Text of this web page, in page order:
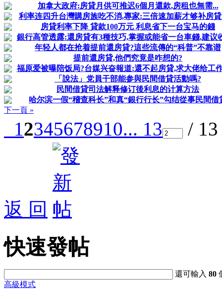
加拿大政府:房貸月供可推迟6個月還款,房租也無需...
利率连四升台灣購房族吃不消,專家:三倍速加薪才够补房
房貸利率下降 貸款100万元 利息省下一台宝马的錢
銀行高管透露:還房貸有3種技巧,掌握或能省一台車錢,建议
年轻人都在抢着提前還房貸?這些流傳的“科普”不靠谱
提前還房貸,他們究竟是咋想的?
福原爱被曝陪饭局?台媒兴奋報道:還不起房貸,求大佬给工
「說法」党員干部能参與民間借貸活動嗎?
民間借貸司法解释修订後利息的计算方法
哈尔滨一假“稽查科长”和真“銀行行长”勾结從事民間借
下一頁 »
12345678910... 13 /
返 回
快速發帖
還可輸入80
高級模式